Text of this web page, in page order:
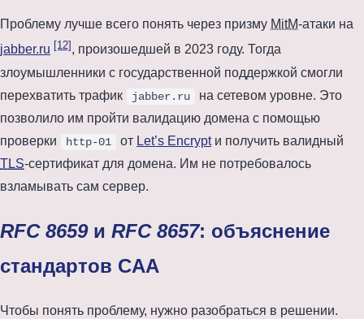
Проблему лучше всего понять через призму MitM-атаки на
jabber.ru [12] , произошедшей в 2023 году. Тогда
злоумышленники с государственной поддержкой смогли
перехватить трафик
jabber.ru
на сетевом уровне. Это
позволило им пройти валидацию домена с помощью
проверки
http-01 от Let’s Encryptи получить валидный
TLS-сертификат для домена. Им не потребовалось
взламывать сам сервер.
RFC 8659и RFC 8657: объяснение
стандартов CAA
Чтобы понять проблему, нужно разобраться в решении.